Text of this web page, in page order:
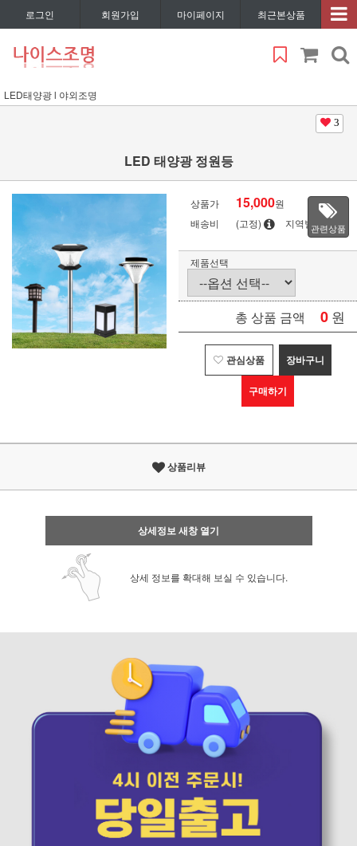
로그인 회원가입 마이페이지 최근본상품
LED태양광 l 야외조명
3
LED 태양광 정원등
상품가 15,000원
배송비
(고정) 지역별관련상품
제품선택
총 상품 금액 0 원
관심상품 장바구니
구매하기
상품리뷰
상세정보 새창 열기
상세 정보를 확대해 보실 수 있습니다.